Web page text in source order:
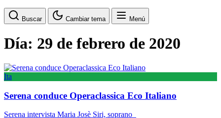
Buscar Cambiar tema Menú
Día: 29 de febrero de 2020
Ita
Serena conduce Operaclassica Eco Italiano
Serena intervista Maria Josè Siri, soprano